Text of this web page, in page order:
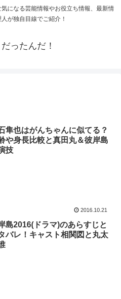
になる芸能情報やお役立ち情報、最新情
が独自目線でご紹介！
ったんだ！
隼也はがんちゃんに似てる？
や身長比較と真田丸＆彼岸島
技
2016.10.21
島2016(ドラマ)のあらすじと
バレ！キャスト相関図と丸太